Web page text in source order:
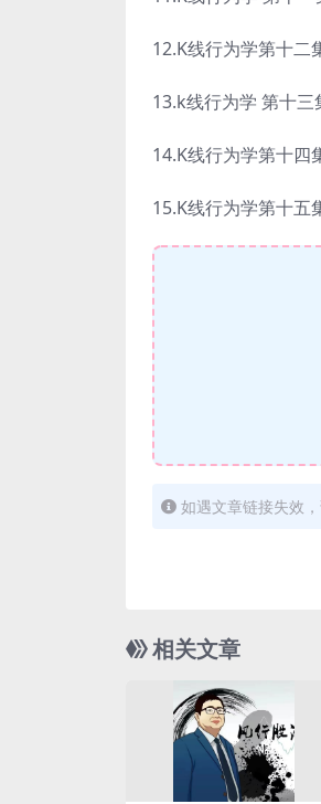
12.K线行为学第十二
13.k线行为学 第十
14.K线行为学第十四
15.K线行为学第十五
如遇文章链接失效
相关文章